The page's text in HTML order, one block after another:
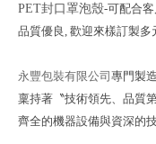
PET封口罩泡殼-可配合
品質優良, 歡迎來樣訂製多
永豐包裝有限公司專門製
稟持著〝技術領先、品質
齊全的機器設備與資深的